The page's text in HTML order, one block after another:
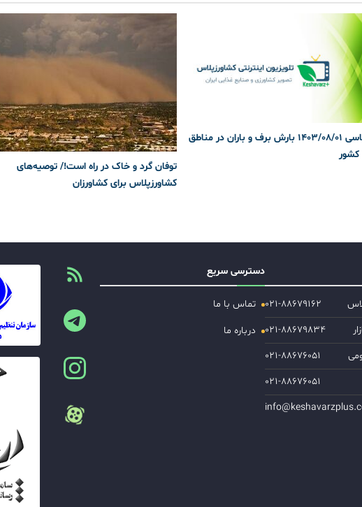
هواشناسی 1403/08/01 بارش برف و باران در مناطق
کشور
توفان گرد و خاک در راه است!/ توصیه‌های
کشاورزپلاس برای کشاورزان
۰۲۱-۸۸۶۷۹۱۶۲
۰۲۱-۸۸۶۷۹۸۳۴
۰۲۱-۸۸۶۷۶۰۵۱
۰۲۱-۸۸۶۷۶۰۵۱
دسترسی سریع
تماس با ما
درباره ما